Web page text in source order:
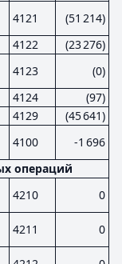
4121
(51 214)
4122
(23 276)
4123
(0)
4124
(97)
4129
(45 641)
4100
-1 696
операций
4210
0
4211
0